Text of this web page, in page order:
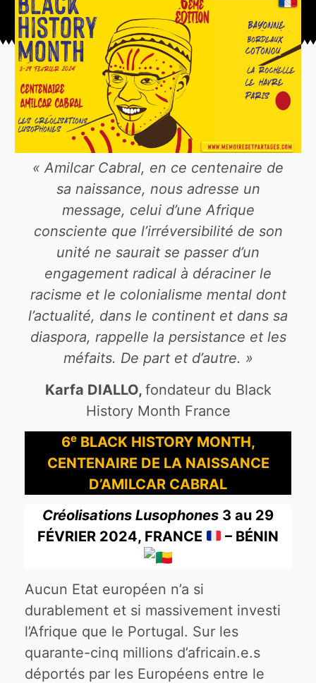
« Amilcar Cabral, en ce centenaire de
sa naissance, nous adresse un
message, celui d’une Afrique
consciente que l’irréversibilité de son
unité ne saurait se passer d’un
engagement radical à déraciner le
racisme et le colonialisme mental dont
l’actualité, dans le continent et dans sa
diaspora, rappelle la persistance et les
méfaits. De part et d’autre. »
Karfa DIALLO, fondateur du Black
History Month France
6eBLACK HISTORY MONTH,
CENTENAIRE DE LA NAISSANCE
D’AMILCAR CABRAL
Créolisations Lusophones 3 au 29
FÉVRIER 2024, FRANCE
– BÉNIN
Aucun Etat européen n’a si
durablement et si massivement investi
l’Afrique que le Portugal. Sur les
quarante-cinq millions d’africain.e.s
déportés par les Européens entre le